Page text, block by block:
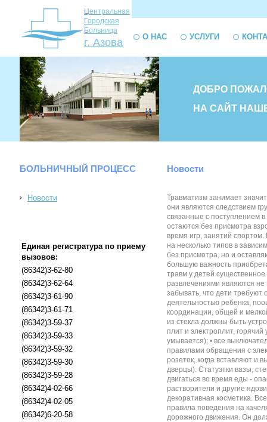
Центральная
Городская
Больница
г. Азова О НАС УСЛУГИ
ДОБРО
НА САЙТ
БОЛЬНИЧНЫЙ ПРОЦЕСС
Новости
Единая регистратура по приему
вызовов:
(86342)3-62-80
(86342)3-62-64
(86342)3-61-90
(86342)3-61-71
(86342)3-59-37
(86342)3-59-33
(86342)3-59-32
(86342)3-59-30
(86342)3-59-28
(86342)4-02-66
(86342)4-02-05
(86342)6-20-58
Новости
Травматизм занимает
они являются следствием
связанные с поступлением
остаются без присмотра
время игр, занятий
на несколько типов в
без присмотра, но и
большую важность
травм у детей
развлечениями являются
забывать, что дети требуют
деятельностью ребенка,
координации, общей и
из стекла должны быть
плит и электроплит,
умывается); • все
правилами обращения с
розеток, когда вставляют и
дверцы). Статуэтки вазы,
двигаться во время еды -
растворители и другие
декоративная косметика.
правила поведения на
дорожного движения. Он